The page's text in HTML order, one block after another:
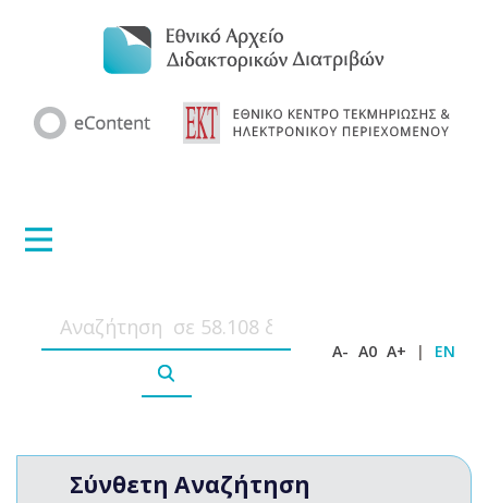
A- A0 A+ | EN
Σύνθετη Αναζήτηση